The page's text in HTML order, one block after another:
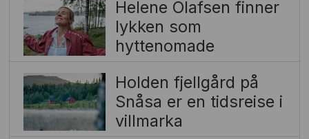
Helene Olafsen finner
lykken som
hyttenomade
Holden fjellgård på
Snåsa er en tidsreise i
villmarka